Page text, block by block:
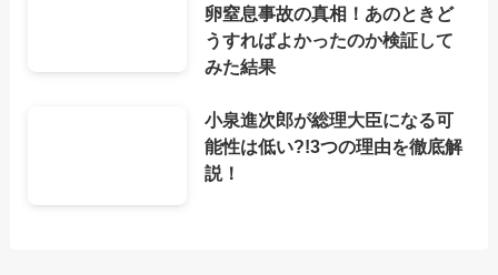
卵窒息事故の真相！あのときど
うすればよかったのか検証して
みた結果
小泉進次郎が総理大臣になる可
能性は低い?!3つの理由を徹底解
説！